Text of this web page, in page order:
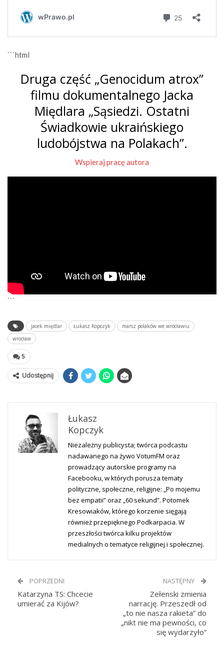
```html
Druga część „Genocidum atrox”
filmu dokumentalnego Jacka
Międlara „Sąsiedzi. Ostatni
Świadkowie ukraińskiego
ludobójstwa na Polakach”.
Wspieraj pracę autora
```
jacek międlar Łukasz Kopczyk
marsz polaków we wrocławiu
wrocław
5
Udostępnij
Łukasz
Kopczyk
Niezależny publicysta; twórca podcastu
nadawanego na żywo VotumFM oraz
prowadzący autorskie programy na
Facebooku, w których porusza tematy
polityczne, społeczne, religijne: „Po mojemu
bez empatii” oraz „60 sekund”. Potomek
Kresowiaków, którego korzenie sięgają
również przepięknego Podkarpacia. W
przeszłości twórca kilku projektów
medialnych o tematyce religijnej i społecznej.
POPRZEDNI
Katarzyna TS: Chcecie
umierać za Kijów?
NASTĘPNY
Zełenski zmienia
narrację. Przeszedł od
„to nie nasza rakieta” do
„nikt nie ma pewności, co
się wydarzyło”